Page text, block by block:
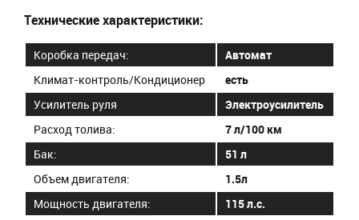
Технические характеристики:
Коробка передач:
Автомат
Климат-контроль/Кондиционер
есть
Усилитель руля
Электроусилитель
Расход толива:
7 л/100 км
Бак:
51 л
Объем двигателя:
1.5л
Мощность двигателя:
115 л.с.